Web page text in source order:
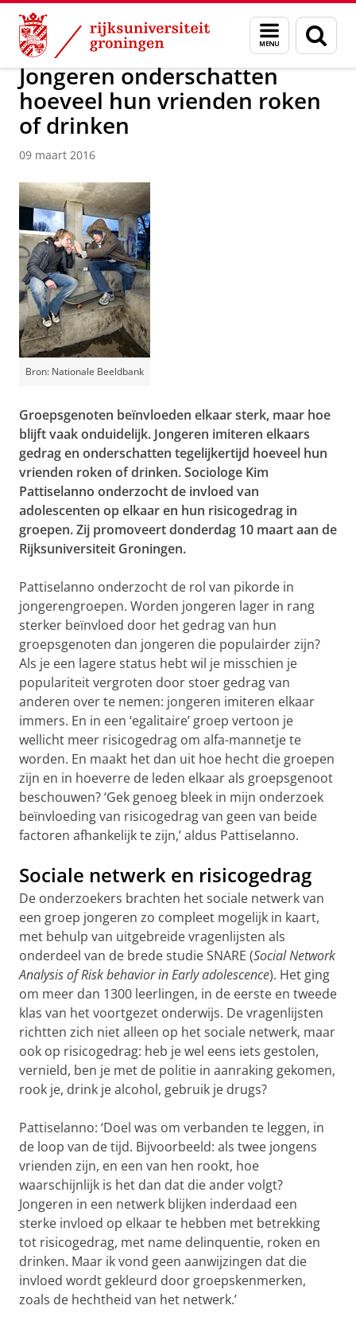
Skip
Content
Skip
Navigation
Menu
en
zoeken
Over ons Actueel Nieuws Nieuwsberichten
Jongeren onderschatten
hoeveel hun vrienden roken
of drinken
09 maart 2016
Bron: Nationale Beeldbank
Groepsgenoten beïnvloeden elkaar sterk, maar hoe
blijft vaak onduidelijk. Jongeren imiteren elkaars
gedrag en onderschatten tegelijkertijd hoeveel hun
vrienden roken of drinken. Sociologe Kim
Pattiselanno onderzocht de invloed van
adolescenten op elkaar en hun risicogedrag in
groepen. Zij promoveert donderdag 10 maart aan de
Rijksuniversiteit Groningen.
Pattiselanno onderzocht de rol van pikorde in
jongerengroepen. Worden jongeren lager in rang
sterker beïnvloed door het gedrag van hun
groepsgenoten dan jongeren die populairder zijn?
Als je een lagere status hebt wil je misschien je
populariteit vergroten door stoer gedrag van
anderen over te nemen: jongeren imiteren elkaar
immers. En in een ‘egalitaire’ groep vertoon je
wellicht meer risicogedrag om alfa-mannetje te
worden. En maakt het dan uit hoe hecht die groepen
zijn en in hoeverre de leden elkaar als groepsgenoot
beschouwen? ‘Gek genoeg bleek in mijn onderzoek
beïnvloeding van risicogedrag van geen van beide
factoren afhankelijk te zijn,’ aldus Pattiselanno.
Sociale netwerk en risicogedrag
De onderzoekers brachten het sociale netwerk van
een groep jongeren zo compleet mogelijk in kaart,
met behulp van uitgebreide vragenlijsten als
onderdeel van de brede studie SNARE (Social Network
Analysis of Risk behavior in Early adolescence). Het ging
om meer dan 1300 leerlingen, in de eerste en tweede
klas van het voortgezet onderwijs. De vragenlijsten
richtten zich niet alleen op het sociale netwerk, maar
ook op risicogedrag: heb je wel eens iets gestolen,
vernield, ben je met de politie in aanraking gekomen,
rook je, drink je alcohol, gebruik je drugs?
Pattiselanno: ‘Doel was om verbanden te leggen, in
de loop van de tijd. Bijvoorbeeld: als twee jongens
vrienden zijn, en een van hen rookt, hoe
waarschijnlijk is het dan dat die ander volgt?
Jongeren in een netwerk blijken inderdaad een
sterke invloed op elkaar te hebben met betrekking
tot risicogedrag, met name delinquentie, roken en
drinken. Maar ik vond geen aanwijzingen dat die
invloed wordt gekleurd door groepskenmerken,
zoals de hechtheid van het netwerk.’